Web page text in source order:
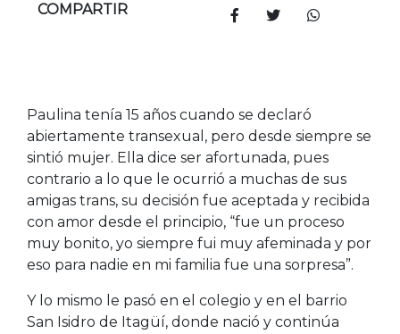
COMPARTIR
Paulina tenía 15 años cuando se declaró
abiertamente transexual, pero desde siempre se
sintió mujer. Ella dice ser afortunada, pues
contrario a lo que le ocurrió a muchas de sus
amigas trans, su decisión fue aceptada y recibida
con amor desde el principio, “fue un proceso
muy bonito, yo siempre fui muy afeminada y por
eso para nadie en mi familia fue una sorpresa”.
Y lo mismo le pasó en el colegio y en el barrio
San Isidro de Itagüí, donde nació y continúa